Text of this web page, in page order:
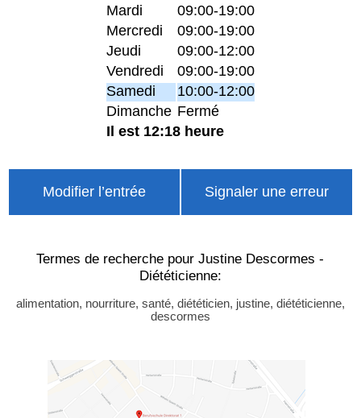
Mardi
09:00-19:00
Mercredi
09:00-19:00
Jeudi
09:00-12:00
Vendredi
09:00-19:00
Samedi
10:00-12:00
Dimanche Fermé
Il est 12:18 heure
Modifier l’entrée Signaler une erreur
Termes de recherche pour Justine Descormes -
Diététicienne:
alimentation, nourriture, santé, diététicien, justine, diététicienne,
descormes